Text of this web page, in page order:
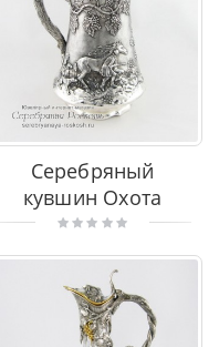
Серебряный
кувшин Охота